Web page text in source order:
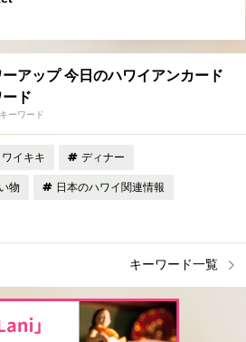
ーアップ 今日のハワイアンカード
ド
ーワード
ワイキキ ディナー
物 日本のハワイ関連情報
キーワード一覧